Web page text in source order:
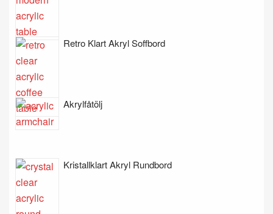
Retro Klart Akryl Soffbord
Akrylfåtölj
Kristallklart Akryl Rundbord